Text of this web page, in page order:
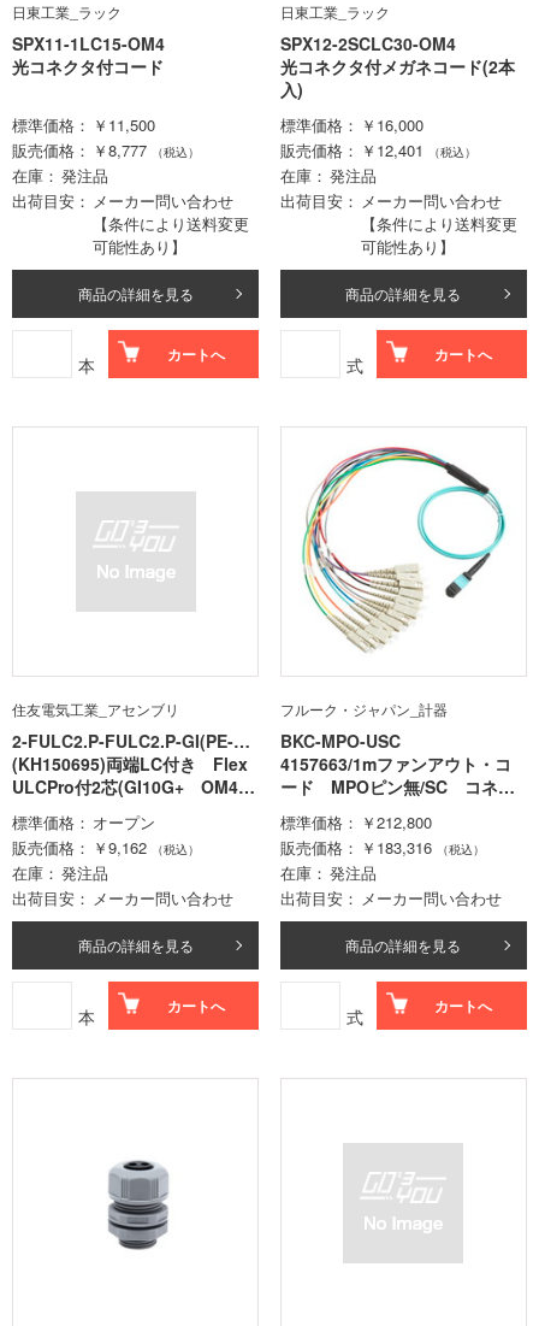
日東工業_ラック
SPX11-1LC15-OM4
光コネクタ付コード
標準価格
￥11,500
販売価格
￥8,777 （税込）
在庫
発注品
出荷目安
メーカー問い合わせ
【条件により送料変更
可能性あり】
商品の詳細を見る
本 カートへ
日東工業_ラック
SPX12-2SCLC30-OM4
光コネクタ付メガネコード(2本
入)
標準価格
￥16,000
販売価格
￥12,401 （税込）
在庫
発注品
出荷目安
メーカー問い合わせ
【条件により送料変更
可能性あり】
商品の詳細を見る
式 カートへ
住友電気工業_アセンブリ
2-FULC2.P-FULC2.P-GI(PE-A1
0G+)-A(6M)
(KH150695)両端LC付き Flex
ULCPro付2芯(GI10G+ OM4)
ラウンドコード 極性TypeA
6m
標準価格
オープン
販売価格
￥9,162 （税込）
在庫
発注品
出荷目安
メーカー問い合わせ
商品の詳細を見る
本 カートへ
フルーク・ジャパン_計器
BKC-MPO-USC
4157663/1mファンアウト・コ
ード MPOピン無/SC コネク
タ
標準価格
￥212,800
販売価格
￥183,316 （税込）
在庫
発注品
出荷目安
メーカー問い合わせ
商品の詳細を見る
式 カートへ